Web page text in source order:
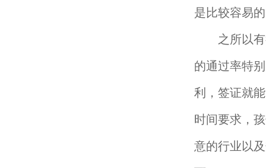
是比较容易
之所以有
的通过率特
利，签证就
时间要求，
意的行业以